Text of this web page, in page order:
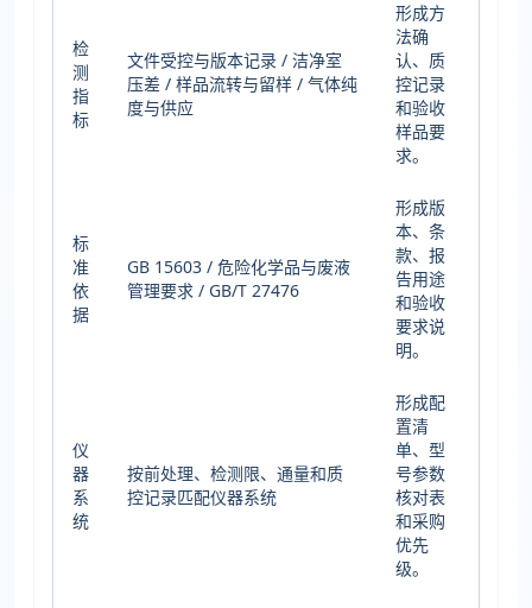
检
测
指
标
文件受控与版本记录 / 洁净室
压差 / 样品流转与留样 / 气体纯
度与供应
形成方
法确
认、质
控记录
和验收
样品要
求。
标
准
依
据
GB 15603 / 危险化学品与废液
管理要求 / GB/T 27476
形成版
本、条
款、报
告用途
和验收
要求说
明。
仪
器
系
统
按前处理、检测限、通量和质
控记录匹配仪器系统
形成配
置清
单、型
号参数
核对表
和采购
优先
级。